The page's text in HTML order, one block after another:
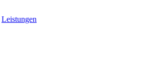
Leistungen